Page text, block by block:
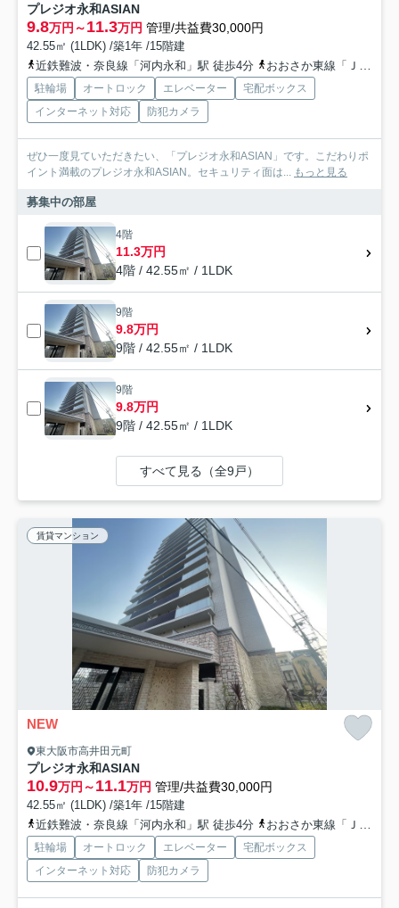
プレジオ永和ASIAN
9.8万円～11.3万円 管理/共益費30,000円
42.55㎡ (1LDK) /築1年 /15階建
近鉄難波・奈良線「河内永和」駅 徒歩4分
おおさか東線「ＪＲ河内永和」駅 徒歩4分
駐輪場 オートロック エレベーター
宅配ボックス
インターネット対応
防犯カメラ
ぜひ一度見ていただきたい、「プレジオ永和ASIAN」です。こだわりポ
イント満載のプレジオ永和ASIAN。セキュリティ面は... もっと見る
募集中の部屋
4階
11.3万円
4階 / 42.55㎡ / 1LDK
9階
9.8万円
9階 / 42.55㎡ / 1LDK
9階
9.8万円
9階 / 42.55㎡ / 1LDK
すべて見る（全9戸）
賃貸マンション
NEW
東大阪市高井田元町
プレジオ永和ASIAN
10.9万円～11.1万円 管理/共益費30,000円
42.55㎡ (1LDK) /築1年 /15階建
近鉄難波・奈良線「河内永和」駅 徒歩4分
おおさか東線「ＪＲ河内永和」駅 徒歩4分
駐輪場 オートロック エレベーター
宅配ボックス
インターネット対応
防犯カメラ